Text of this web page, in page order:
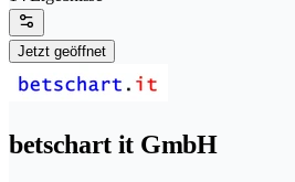
Jetzt geöffnet
betschart it GmbH